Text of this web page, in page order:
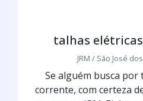
talhas
JRM / São José
Se alguém busca por
corrente, com certeza